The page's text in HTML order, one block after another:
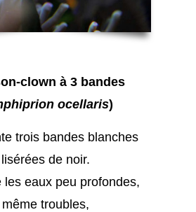
clown à 3 bandes
ocellaris)
trois bandes blanches
lisérées de noir.
les eaux peu profondes,
même troubles,